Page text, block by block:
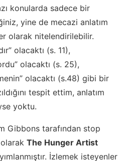
konularda sadece bir
yine de mecazi anlatım
olarak nitelendirilebilir.
olacaktı (s. 11),
olacaktı (s. 25),
olacaktı (s.48) gibi bir
tespit ettim, anlatım
yoktu.
Gibbons tarafından stop
The Hunger Artist
İzlemek isteyenler